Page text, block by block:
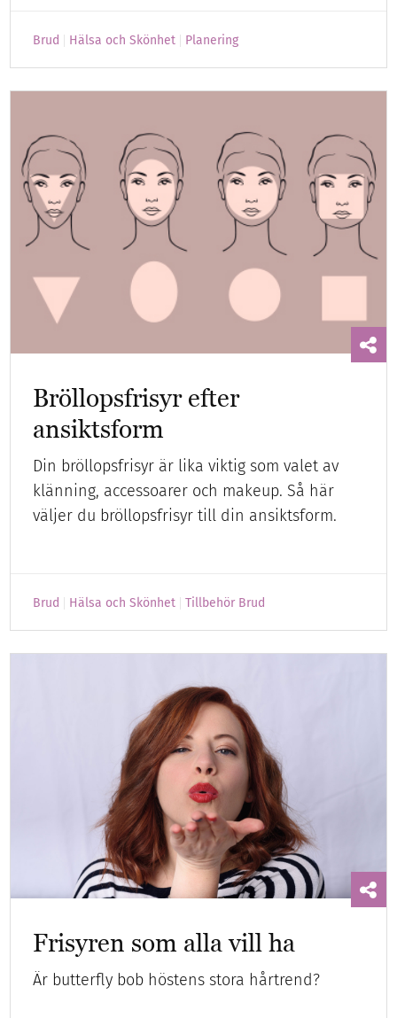
Brud Hälsa och Skönhet Planering
Bröllopsfrisyr efter
ansiktsform
Din bröllopsfrisyr är lika viktig som valet av
klänning, accessoarer och makeup. Så här
väljer du bröllopsfrisyr till din ansiktsform.
Brud Hälsa och Skönhet Tillbehör Brud
Frisyren som alla vill ha
Är butterfly bob höstens stora hårtrend?